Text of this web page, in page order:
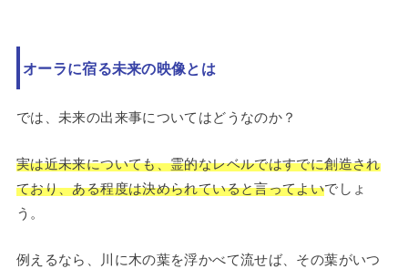
オーラに宿る未来の映像とは
では、未来の出来事についてはどうなのか？
実は近未来についても、霊的なレベルではすでに創造され
ており、ある程度は決められていると言ってよいでしょ
う。
例えるなら、川に木の葉を浮かべて流せば、その葉がいつ